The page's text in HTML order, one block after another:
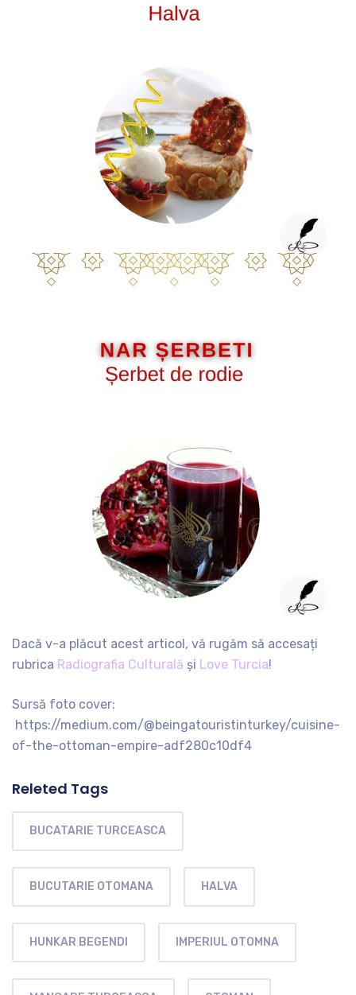
Dacă v-a plăcut acest articol, vă rugăm să accesați
rubrica Radiografia Culturală și Love Turcia!
Sursă foto cover:
https://medium.com/@beingatouristinturkey/cuisine-
of-the-ottoman-empire-adf280c10df4
Releted Tags
BUCATARIE TURCEASCA
BUCUTARIE OTOMANA HALVA
HUNKAR BEGENDI IMPERIUL OTOMNA